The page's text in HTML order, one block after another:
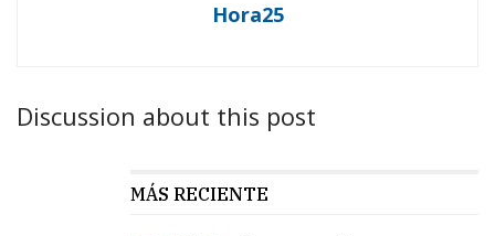
Hora25
Discussion about this post
MÁS RECIENTE